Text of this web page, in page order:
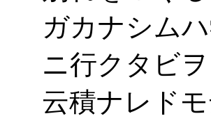
ガカナシム
ニ行クタビ
云積ナレド